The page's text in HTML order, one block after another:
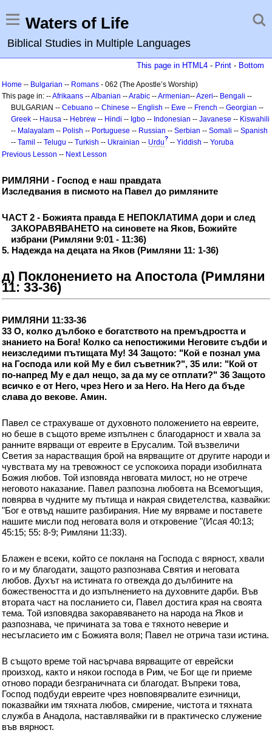
Waters of Life
Biblical Studies in Multiple Languages
This page in HTML4 - Print - Bottom
Home -- Bulgarian -- Romans - 062 (The Apostle’s Worship)
This page in: --Afrikaans --Albanian --Arabic --Armenian--Azeri-- Bengali --
BULGARIAN -- Cebuano -- Chinese -- English -- Ewe -- French -- Georgian --
Greek -- Hausa -- Hebrew -- Hindi -- Igbo -- Indonesian -- Javanese -- Kiswahili
-- Malayalam -- Polish -- Portuguese -- Russian -- Serbian -- Somali -- Spanish
-- Tamil -- Telugu -- Turkish -- Ukrainian -- Urdu? -- Yiddish -- Yoruba
Previous Lesson -- Next Lesson
РИМЛЯНИ - Господ е наш правдата
Изследвания в писмото на Павел до римляните
ЧАСТ 2 - Божията правда Е НЕПОКЛАТИМА дори и след
ЗАКОРАВЯВАНЕТО на синовете на Яков, Божийте
избрани (Римляни 9:01 - 11:36)
5. Надежда на децата на Яков (Римляни 11: 1-36)
д) Поклонението на Апостола (Римляни
11: 33-36)
РИМЛЯНИ 11:33-36
33 О, колко дълбоко е богатството на премъдростта и
знанието на Бога! Колко са непостижими Неговите съдби и
неизследими пътищата Му! 34 Защото: "Кой е познал ума
на Господа или кой Му е бил съветник?", 35 или: "Кой от
по-напред Му е дал нещо, за да му се отплати?" 36 Защото
всичко е от Него, чрез Него и за Него. На Него да бъде
слава до векове. Амин.
Павел се страхуваше от духовното положението на евреите,
но беше в същото време изпълнен с благодарност и хвала за
ранните вярващи от евреите в Ерусалим. Той възвеличи
Светия за нарастващия брой на вярващите от другите народи и
чувствата му на тревожност се успокоиха поради изобилната
Божия любов. Той изповяда нвговата милост, но не отрече
неговото наказание. Павел разпозна любовта на Всемогъщия,
повярва в чудните му пътища и накрая свидетелства, казвайки:
"Бог е отвъд нашите разбирания. Ние му вярваме и поставете
нашите мисли под неговата воля и откровение "(Исая 40:13;
45:15; 55: 8-9; Римляни 11:33).
Блажен е всеки, който се покланя на Господа с вярност, хвали
го и му благодати, защото разпознава Святия и неговата
любов. Духът на истината го отвежда до дълбините на
божествеността и до изпълнението на духовните дарби. Във
втората част на посланието си, Павел достига края на своята
тема. Той изповядва закоравяването на народа на Яков и
разпознава, че причината за това е тяхното неверие и
несъгласието им с Божията воля; Павел не отрича тази истина.
В същото време той насърчава вярващите от еврейски
произход, както и някои господа в Рим, че Бог ще ги приеме
отново поради безграничната си благодат. Въпреки това,
Господ подбуди евреите чрез новповярвалите езичници,
показвайки им тяхната любов, смирение, чистота и тяхната
служба в Анадола, наставлявайки ги в практическо служение
във вярност.